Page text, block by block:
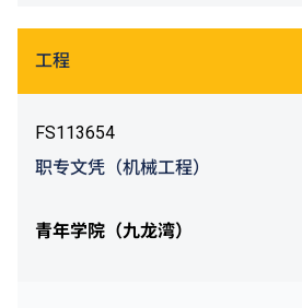
工程
FS113654
职专文凭（机械工程）
青年学院（九龙湾）